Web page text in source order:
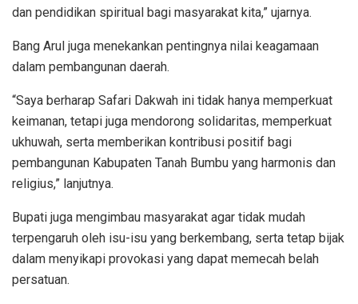
dan pendidikan spiritual bagi masyarakat kita,” ujarnya.
Bang Arul juga menekankan pentingnya nilai keagamaan
dalam pembangunan daerah.
“Saya berharap Safari Dakwah ini tidak hanya memperkuat
keimanan, tetapi juga mendorong solidaritas, memperkuat
ukhuwah, serta memberikan kontribusi positif bagi
pembangunan Kabupaten Tanah Bumbu yang harmonis dan
religius,” lanjutnya.
Bupati juga mengimbau masyarakat agar tidak mudah
terpengaruh oleh isu-isu yang berkembang, serta tetap bijak
dalam menyikapi provokasi yang dapat memecah belah
persatuan.